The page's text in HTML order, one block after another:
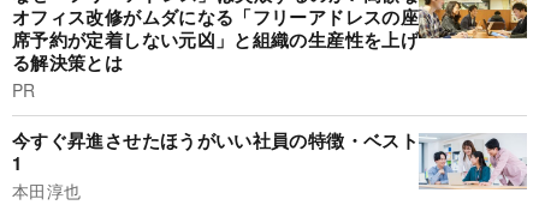
オフィス改修がムダになる「フリーアドレスの座
席予約が定着しない元凶」と組織の生産性を上げ
る解決策とは
PR
今すぐ昇進させたほうがいい社員の特徴・ベスト
1
本田淳也